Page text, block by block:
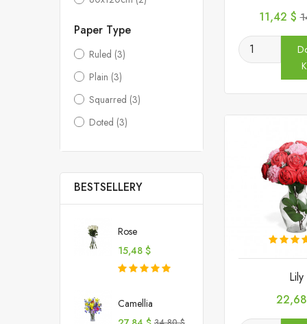
Paper Type
Ruled (3)
Plain (3)
Squarred (3)
Doted (3)
BESTSELLERY
Rose
Cena
15,48 $
Camellia
Cena
11,42 $
Lily
Cena